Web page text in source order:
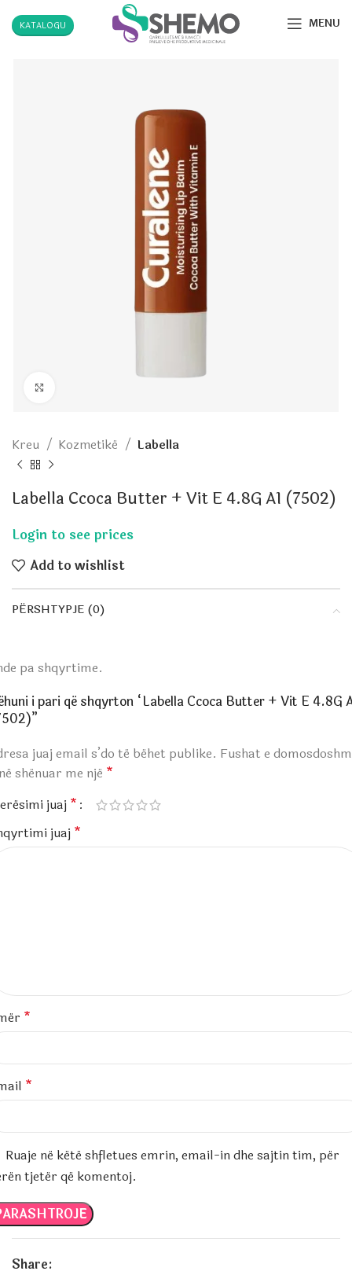
KATALOGU MENU
Kreu Kozmetikë Labella
Labella Ccoca Butter + Vit E 4.8G A1 (7502)
Add to wishlist
PËRSHTYPJE (0)
pa shqyrtime.
i pari që shqyrton “Labella Ccoca Butter + Vit E 4.8G
juaj email s’do të bëhet publike. Fushat e
shënuar me një *
juaj *
juaj *
*
*
Ruaje në këtë shfletues emrin, email-in dhe sajtin tim, për
tjetër që komentoj.
Share: